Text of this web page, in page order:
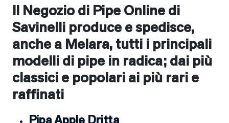
Il Negozio di Pipe Online di
Savinelli produce e spedisce,
anche a Melara, tutti i principali
modelli di pipe in radica; dai più
classici e popolari ai più rari e
raffinati
Pipa Apple Dritta